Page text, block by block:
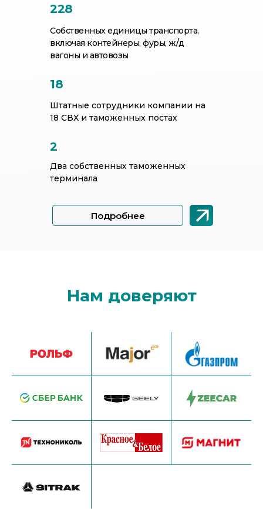
Подробнее
Два собственных таможенных
терминала
2
Штатные сотрудники компании на
18 СВХ и таможенных постах
18
Собственных единицы транспорта,
включая контейнеры, фуры, ж/д
вагоны и автовозы
228
Нам доверяют